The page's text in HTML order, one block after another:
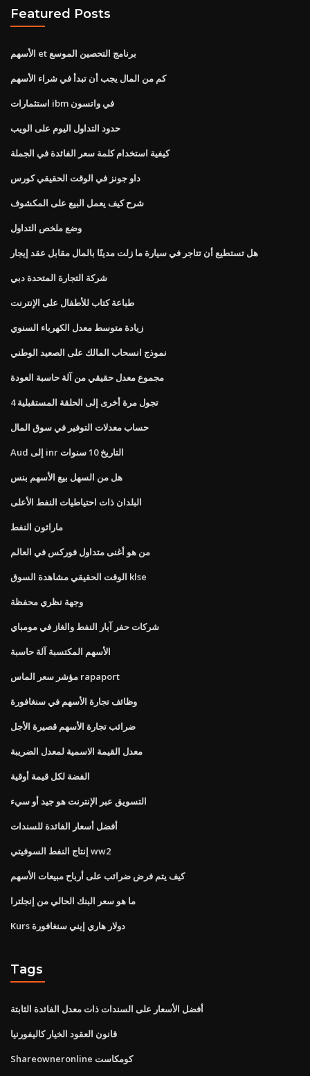
Featured Posts
الأسهم et برنامج التحصين الموسع
كم من المال يجب أن تبدأ في شراء الأسهم
استثمارات ibm في واتسون
حدود التداول اليوم على الويب
كيفية استخدام كلمة سعر الفائدة في الجملة
داو جونز في الوقت الحقيقي كورس
شرح كيف يعمل البيع على المكشوف
وضع ملخص التداول
هل تستطيع أن تتاجر في سيارة ما زلت مدينًا بالمال مقابل عقد إيجار
شركة التجارة المتحدة دبي
طباعة كتاب للأطفال على الإنترنت
زيادة متوسط ​​معدل الكهرباء السنوي
نموذج انسحاب المالك على الصعيد الوطني
مجموع معدل حقيقي من آلة حاسبة العودة
تجول مرة أخرى إلى الحلقة المستقبلية 4
حساب معدلات التوفير في سوق المال
Aud إلى inr التاريخ 10 سنوات
هل من السهل بيع الأسهم بنس
البلدان ذات احتياطيات النفط الأعلى
ماراثون النفط
من هو أغنى متداول فوركس في العالم
الوقت الحقيقي مشاهدة السوق klse
وجهة نظري محفظة
شركات حفر آبار النفط والغاز في مومباي
الأسهم المكتسبة آلة حاسبة
مؤشر سعر الماس rapaport
وظائف تجارة الأسهم في سنغافورة
ضرائب تجارة الأسهم قصيرة الأجل
معدل القيمة الاسمية لمعدل الضريبة
الفضة لكل قيمة أوقية
التسويق عبر الإنترنت هو جيد أو سيء
أفضل أسعار الفائدة للسندات
إنتاج النفط السوفيتي ww2
كيف يتم فرض ضرائب على أرباح مبيعات الأسهم
ما هو سعر البنك الحالي من إنجلترا
Kurs دولار هاري إيني سنغافورة
Tags
أفضل الأسعار على السندات ذات معدل الفائدة الثابتة
قانون العقود الخيار كاليفورنيا
Shareowneronline كومكاست